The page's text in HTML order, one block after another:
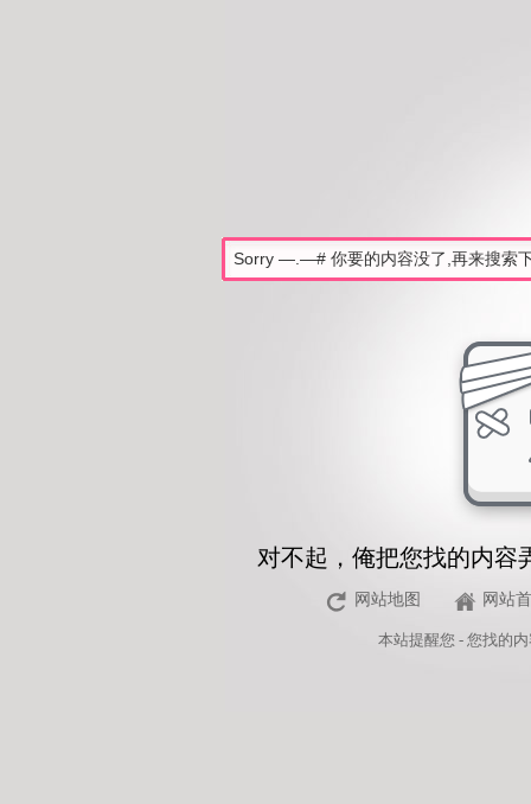
对不起，俺把您找的内容
网站地图 网站
本站提醒您 - 您找的